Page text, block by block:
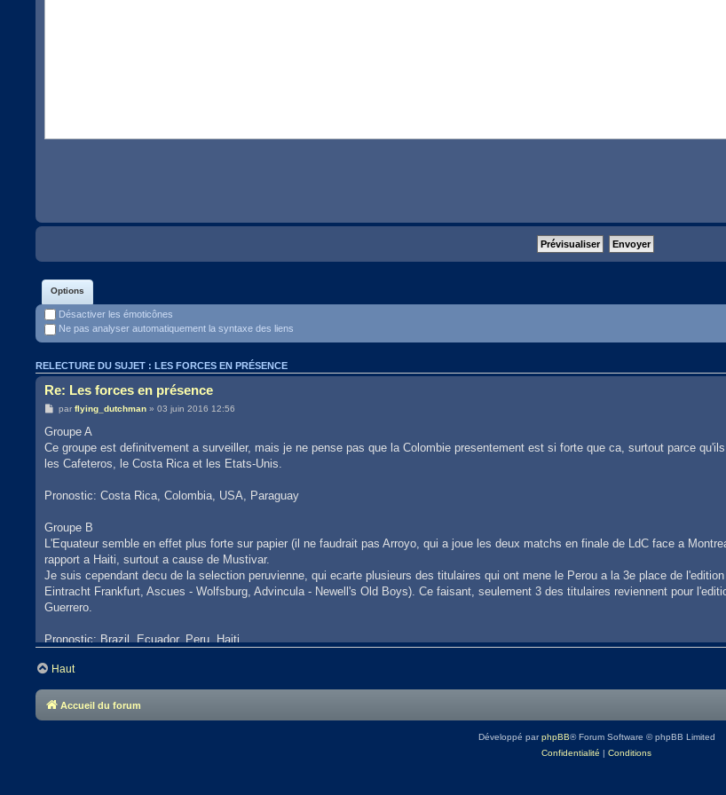
Options
Désactiver les émoticônes
Ne pas analyser automatiquement la syntaxe des liens
RELECTURE DU SUJET : LES FORCES EN PRÉSENCE
Re: Les forces en présence
parflying_dutchman » 03 juin 2016 12:56
Groupe A
Ce groupe est definitvement a surveiller, mais je ne pense pas que la Colombie presentement est si forte que ca, surtout parce
les Cafeteros, le Costa Rica et les Etats-Unis.
Pronostic: Costa Rica, Colombia, USA, Paraguay
Groupe B
L'Equateur semble en effet plus forte sur papier (il ne faudrait pas Arroyo, qui a joue les deux matchs en finale de LdC face a
rapport a Haiti, surtout a cause de Mustivar.
Je suis cependant decu de la selection peruvienne, qui ecarte plusieurs des titulaires qui ont mene le Perou a la 3e place de
Eintracht Frankfurt, Ascues - Wolfsburg, Advincula - Newell's Old Boys). Ce faisant, seulement 3 des titulaires reviennent pour
Guerrero.
Pronostic: Brazil, Ecuador, Peru, Haiti
Groupe C
Je n'ai rien a redire, a part le fait que le Venezuela compte aussi sur Oswaldo Vizcarrondo, arriere central qui est capitaine et un
est celui qui dirige le jeu, donc il est aussi a surveiller.
Haut
Accueil du forum
Développé parphpBB® Forum Software © phpBB Limited
Confidentialité | Conditions